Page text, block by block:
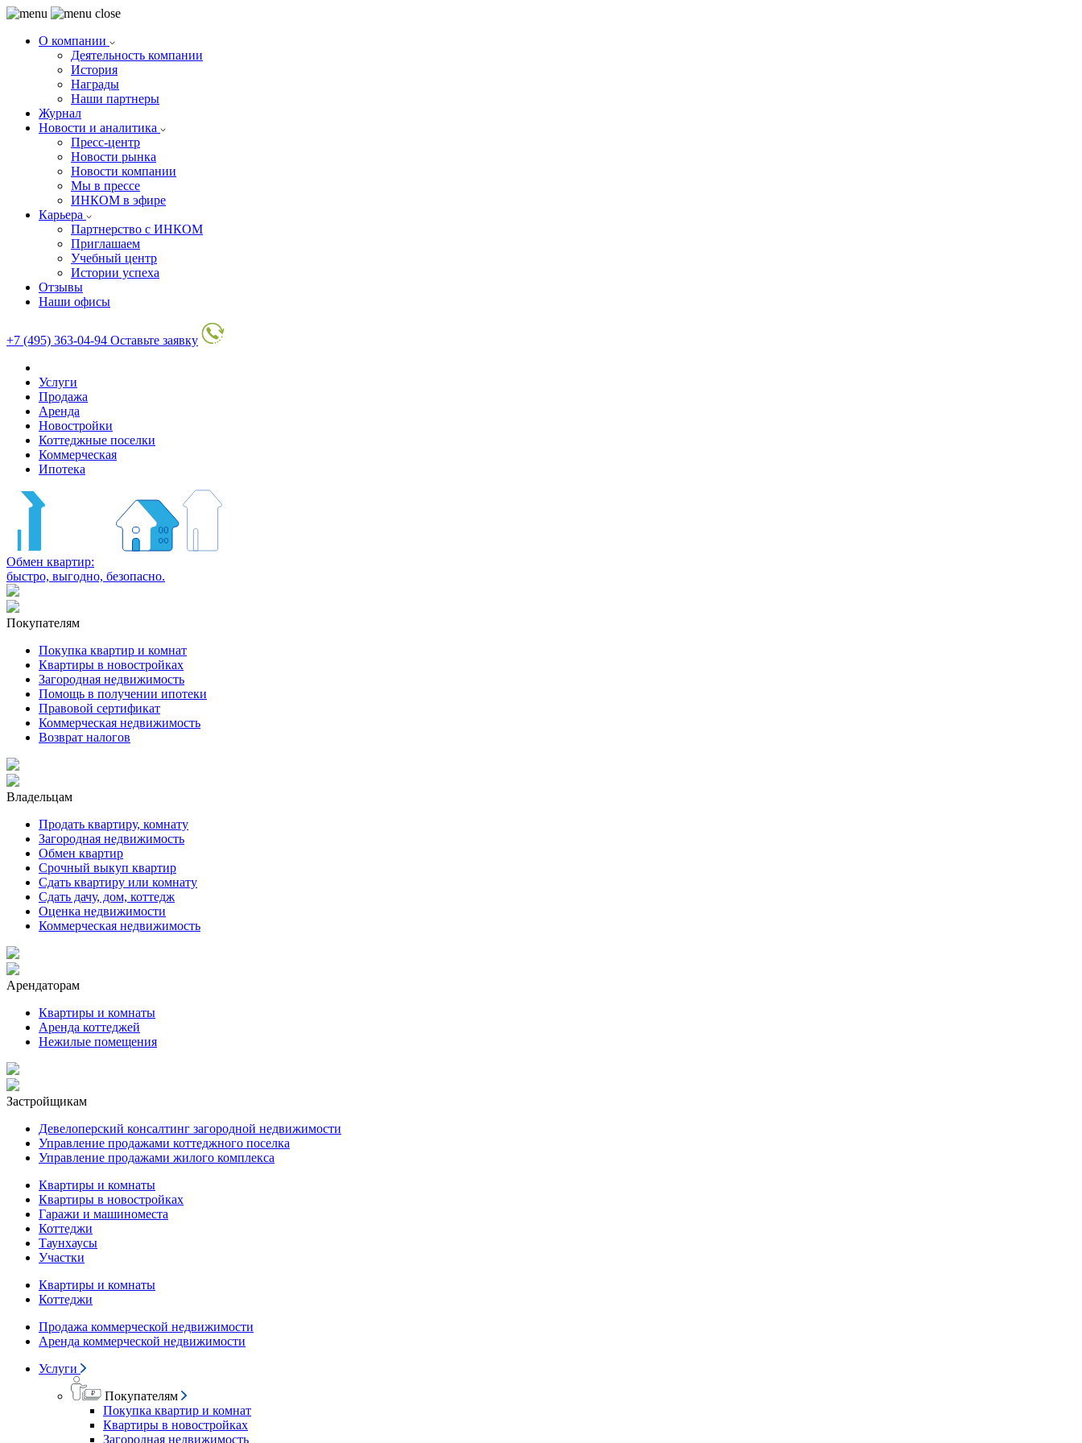
О компании
Деятельность компании
История
Награды
Наши партнеры
Журнал
Новости и аналитика
Пресс-центр
Новости рынка
Новости компании
Мы в прессе
ИНКОМ в эфире
Карьера
Партнерство с ИНКОМ
Приглашаем
Учебный центр
Истории успеха
Отзывы
Наши офисы
+7 (495) 363-04-94 Оставьте заявку
Услуги
Продажа
Аренда
Новостройки
Коттеджные поселки
Коммерческая
Ипотека
Обмен квартир:
быстро, выгодно, безопасно.
Покупателям
Покупка квартир и комнат
Квартиры в новостройках
Загородная недвижимость
Помощь в получении ипотеки
Правовой сертификат
Коммерческая недвижимость
Возврат налогов
Владельцам
Продать квартиру, комнату
Загородная недвижимость
Обмен квартир
Срочный выкуп квартир
Сдать квартиру или комнату
Сдать дачу, дом, коттедж
Оценка недвижимости
Коммерческая недвижимость
Арендаторам
Квартиры и комнаты
Аренда коттеджей
Нежилые помещения
Застройщикам
Девелоперский консалтинг загородной недвижимости
Управление продажами коттеджного поселка
Управление продажами жилого комплекса
Квартиры и комнаты
Квартиры в новостройках
Гаражи и машиноместа
Коттеджи
Таунхаусы
Участки
Квартиры и комнаты
Коттеджи
Продажа коммерческой недвижимости
Аренда коммерческой недвижимости
Услуги
Покупателям
Покупка квартир и комнат
Квартиры в новостройках
Загородная недвижимость